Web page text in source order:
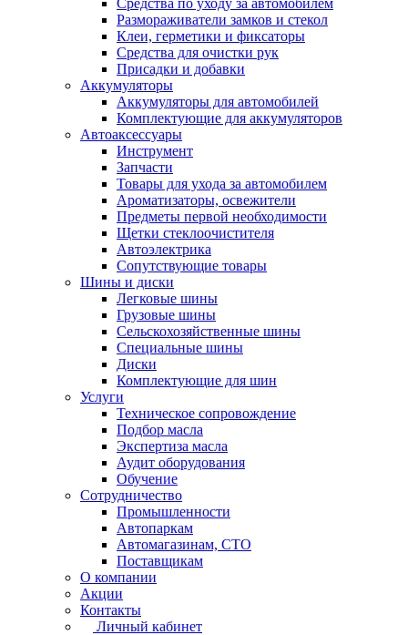
Средства по уходу за автомобилем
Размораживатели замков и стекол
Клеи, герметики и фиксаторы
Средства для очистки рук
Присадки и добавки
Аккумуляторы
Аккумуляторы для автомобилей
Комплектующие для аккумуляторов
Автоаксессуары
Инструмент
Запчасти
Товары для ухода за автомобилем
Ароматизаторы, освежители
Предметы первой необходимости
Щетки стеклоочистителя
Автоэлектрика
Сопутствующие товары
Шины и диски
Легковые шины
Грузовые шины
Сельскохозяйственные шины
Специальные шины
Диски
Комплектующие для шин
Услуги
Техническое сопровождение
Подбор масла
Экспертиза масла
Аудит оборудования
Обучение
Сотрудничество
Промышленности
Автопаркам
Автомагазинам, СТО
Поставщикам
О компании
Акции
Контакты
Личный кабинет